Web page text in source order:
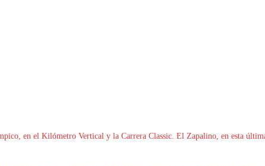
en el Kilómetro Vertical y la Carrera Classic. El Zapalino, en esta